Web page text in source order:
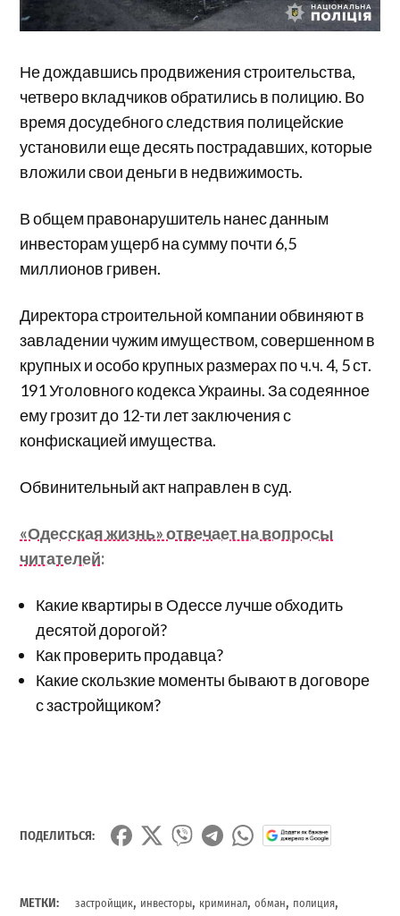
Не дождавшись продвижения строительства,
четверо вкладчиков обратились в полицию. Во
время досудебного следствия полицейские
установили еще десять пострадавших, которые
вложили свои деньги в недвижимость.
В общем правонарушитель нанес данным
инвесторам ущерб на сумму почти 6,5
миллионов гривен.
Директора строительной компании обвиняют в
завладении чужим имуществом, совершенном в
крупных и особо крупных размерах по ч.ч. 4, 5 ст.
191 Уголовного кодекса Украины. За содеянное
ему грозит до 12-ти лет заключения с
конфискацией имущества.
Обвинительный акт направлен в суд.
«Одесская жизнь» отвечает на вопросы
читателей:
Какие квартиры в Одессе лучше обходить
десятой дорогой?
Как проверить продавца?
Какие скользкие моменты бывают в договоре
с застройщиком?
ПОДЕЛИТЬСЯ:
МЕТКИ: застройщик, инвесторы, криминал,обман, полиция,